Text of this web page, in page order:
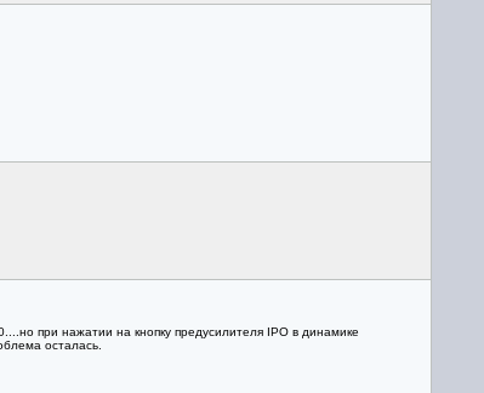
при нажатии на кнопку предусилителя IPO в динамике
осталась.